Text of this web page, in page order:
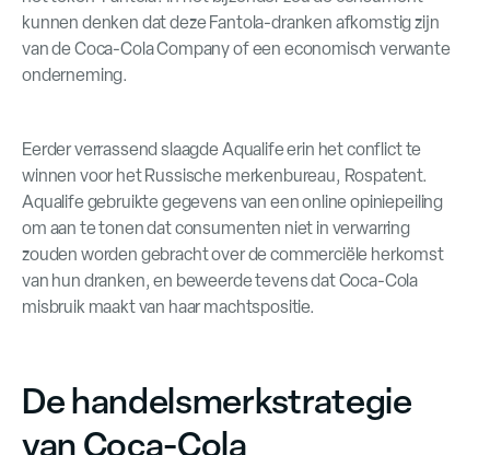
kunnen denken dat deze Fantola-dranken afkomstig zijn
van de Coca-Cola Company of een economisch verwante
onderneming.
Eerder verrassend slaagde Aqualife erin het conflict te
winnen voor het Russische merkenbureau, Rospatent.
Aqualife gebruikte gegevens van een online opiniepeiling
om aan te tonen dat consumenten niet in verwarring
zouden worden gebracht over de commerciële herkomst
van hun dranken, en beweerde tevens dat Coca-Cola
misbruik maakt van haar machtspositie.
De handelsmerkstrategie
van Coca-Cola